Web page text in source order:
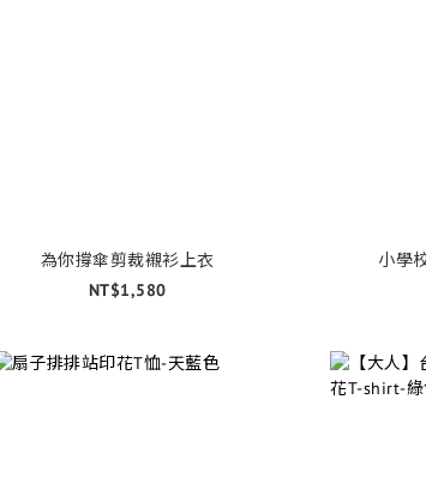
為你撐傘剪裁襯衫上衣
NT$1,580
小學